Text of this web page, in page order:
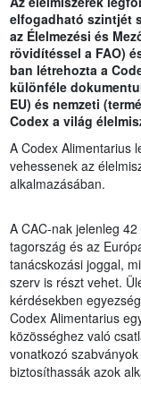
elfogadható szintjét
az Élelmezési és
rövidítéssel a FAO)
ban létrehozta a
különféle
EU) és nemzeti
Codex a világ
A Codex Alimentarius
vehessenek az
alkalmazásában.
A CAC-nak jelenleg
tagország és az
tanácskozási joggal,
szerv is részt vehet.
kérdésekben
Codex Alimentarius
közösséghez való
vonatkozó
biztosíthassák azok